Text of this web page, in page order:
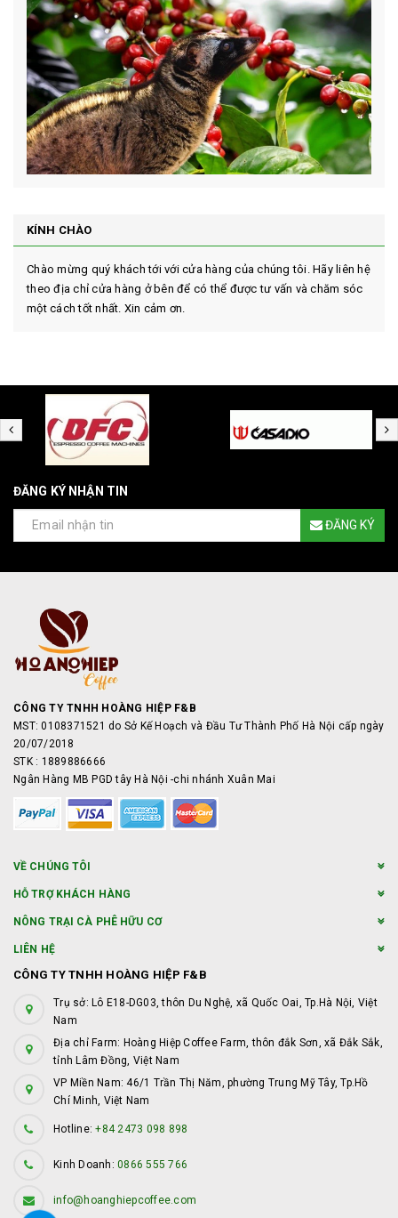
KÍNH CHÀO
Chào mừng quý khách tới với cửa hàng của chúng tôi. Hãy liên hệ
theo địa chỉ cửa hàng ở bên để có thể được tư vấn và chăm sóc
một cách tốt nhất. Xin cảm ơn.
ĐĂNG KÝ NHẬN TIN
ĐĂNG KÝ
CÔNG TY TNHH HOÀNG HIỆP F&B
MST: 0108371521 do Sở Kế Hoạch và Đầu Tư Thành Phố Hà Nội cấp ngày
20/07/2018
STK : 1889886666
Ngân Hàng MB PGD tây Hà Nội -chi nhánh Xuân Mai
VỀ CHÚNG TÔI
HỖ TRỢ KHÁCH HÀNG
NÔNG TRẠI CÀ PHÊ HỮU CƠ
LIÊN HỆ
CÔNG TY TNHH HOÀNG HIỆP F&B
Trụ sở: Lô E18-DG03, thôn Du Nghệ, xã Quốc Oai, Tp.Hà Nội, Việt
Nam
Địa chỉ Farm: Hoàng Hiệp Coffee Farm, thôn đắk Sơn, xã Đắk Sắk,
tỉnh Lâm Đồng, Việt Nam
VP Miền Nam: 46/1 Trần Thị Năm, phường Trung Mỹ Tây, Tp.Hồ
Chí Minh, Việt Nam
Hotline:+84 2473 098 898
Kinh Doanh: 0866 555 766
info@hoanghiepcoffee.com